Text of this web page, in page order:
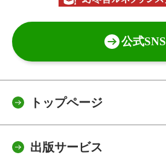
公式SNS
トップページ
出版サービス